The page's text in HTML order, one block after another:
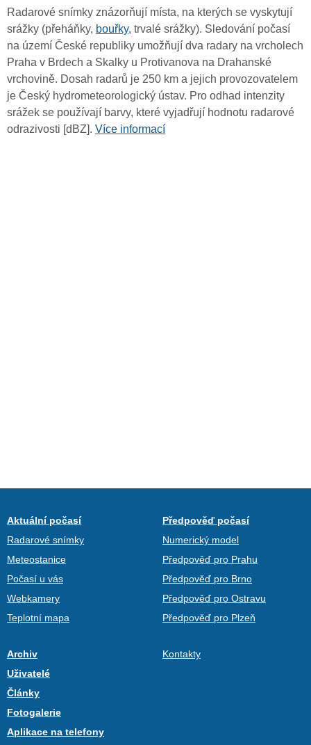
Radarové snímky znázorňují místa, na kterých se vyskytují
srážky (přeháňky, bouřky, trvalé srážky). Sledování počasí
na území České republiky umožňují dva radary na vrcholech
Praha v Brdech a Skalky u Protivanova na Drahanské
vrchovině. Dosah radarů je 250 km a jejich provozovatelem
je Český hydrometeorologický ústav. Pro odhad intenzity
srážek se používají barvy, které vyjadřují hodnotu radarové
odrazivosti [dBZ]. Více informací
Aktuální počasí
Radarové snímky
Meteostanice
Počasí u vás
Webkamery
Teplotní mapa
Předpověď počasí
Numerický model
Předpověď pro Prahu
Předpověď pro Brno
Předpověď pro Ostravu
Předpověď pro Plzeň
Archiv
Uživatelé
Články
Fotogalerie
Aplikace na telefony
Kontakty